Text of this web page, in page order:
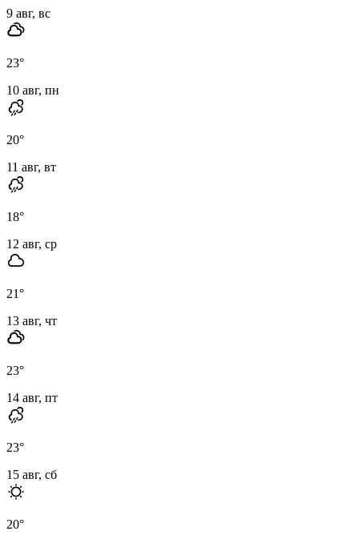
9 авг, вс
23°
10 авг, пн
20°
11 авг, вт
18°
12 авг, ср
21°
13 авг, чт
23°
14 авг, пт
23°
15 авг, сб
20°